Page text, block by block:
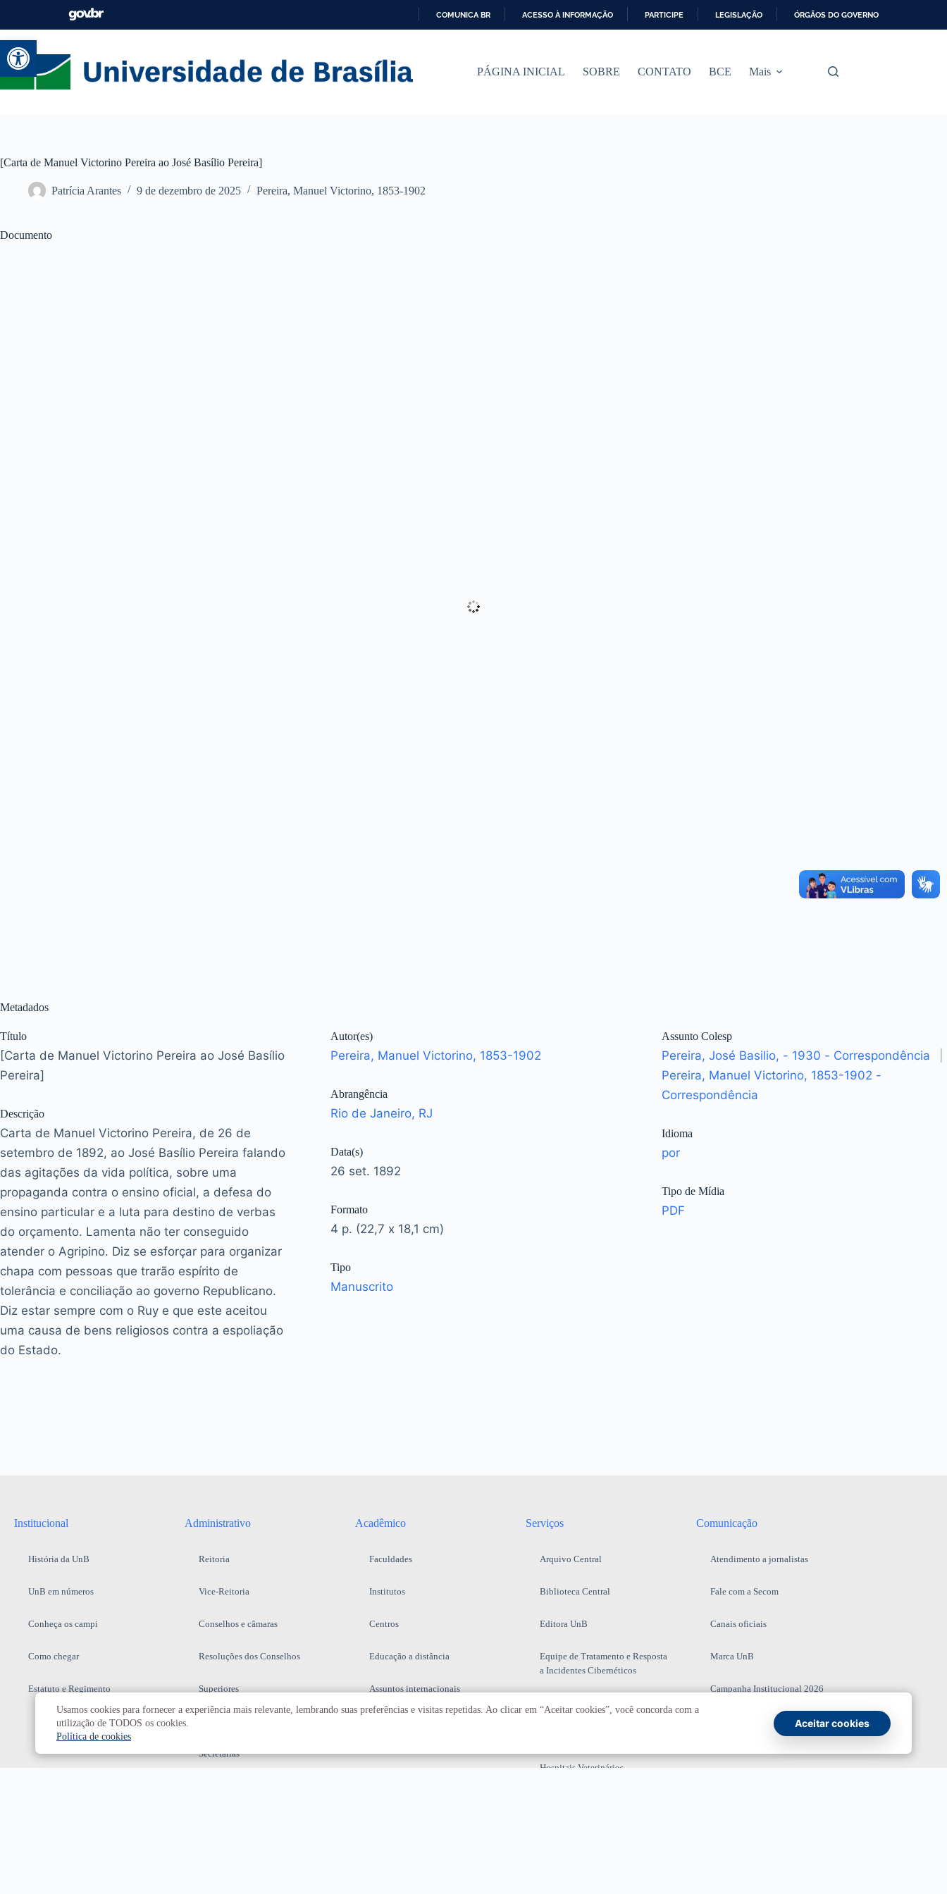
Abrir a barra de ferramentas
A
COMUNICA BR ACESSO À INFORMAÇÃO PARTICIPE LEGISLAÇÃO ÓRGÃOS DO GOVERNO
PÁGINA INICIAL SOBRE CONTATO BCE Mais
[Carta de Manuel Victorino Pereira ao José Basílio Pereira]
Patrícia Arantes 9 de dezembro de 2025 Pereira, Manuel Victorino, 1853-1902
Documento
Metadados
Título
[Carta de Manuel Victorino Pereira ao José Basílio
Pereira]
Descrição
Carta de Manuel Victorino Pereira, de 26 de
setembro de 1892, ao José Basílio Pereira falando
das agitações da vida política, sobre uma
propaganda contra o ensino oficial, a defesa do
ensino particular e a luta para destino de verbas
do orçamento. Lamenta não ter conseguido
atender o Agripino. Diz se esforçar para organizar
chapa com pessoas que trarão espírito de
tolerância e conciliação ao governo Republicano.
Diz estar sempre com o Ruy e que este aceitou
uma causa de bens religiosos contra a espoliação
do Estado.
Autor(es)
Pereira, Manuel Victorino, 1853-1902
Abrangência
Rio de Janeiro, RJ
Data(s)
26 set. 1892
Formato
4 p. (22,7 x 18,1 cm)
Tipo
Manuscrito
Assunto Colesp
Pereira, José Basilio, - 1930 - Correspondência
Pereira, Manuel Victorino, 1853-1902 -
Correspondência
Idioma
por
Tipo de Mídia
PDF
Institucional
História da UnB
UnB em números
Conheça os campi
Como chegar
Estatuto e Regimento
Administrativo
Reitoria
Vice-Reitoria
Conselhos e câmaras
Resoluções dos Conselhos
Superiores
Secretarias
Acadêmico
Faculdades
Institutos
Centros
Educação a distância
Assuntos internacionais
Serviços
Arquivo Central
Biblioteca Central
Editora UnB
Equipe de Tratamento e Resposta
a Incidentes Cibernéticos
Hospitais Veterinários
Comunicação
Atendimento a jornalistas
Fale com a Secom
Canais oficiais
Marca UnB
Campanha Institucional 2026
Usamos cookies para fornecer a experiência mais relevante, lembrando suas preferências e visitas repetidas. Ao clicar em “Aceitar cookies”, você concorda com a
utilização de TODOS os cookies.
Política de cookies
Aceitar cookies